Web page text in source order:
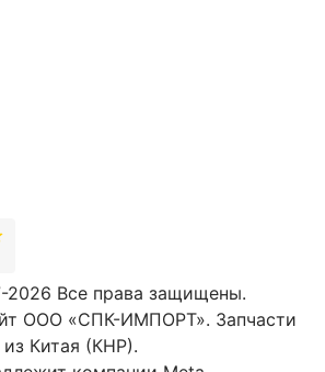
Все права защищены.
ООО «СПК-ИМПОРТ». Запчасти
Китая (КНР).